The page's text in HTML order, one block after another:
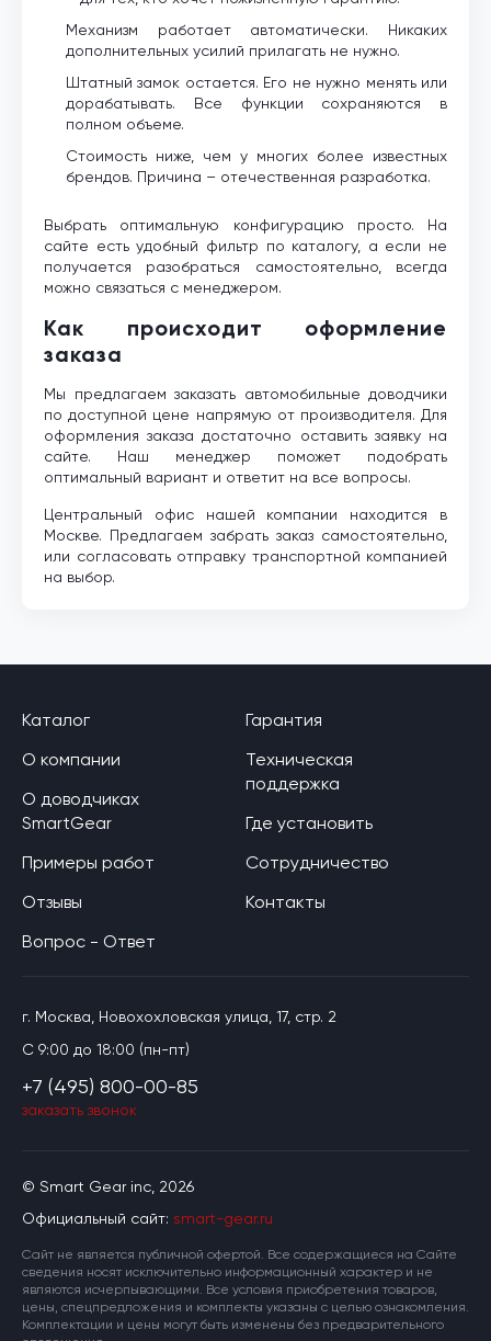
Механизм работает автоматически. Никаких
дополнительных усилий прилагать не нужно.
Штатный замок остается. Его не нужно менять или
дорабатывать. Все функции сохраняются в
полном объеме.
Стоимость ниже, чем у многих более известных
брендов. Причина – отечественная разработка.
Выбрать оптимальную конфигурацию просто. На
сайте есть удобный фильтр по каталогу, а если не
получается разобраться самостоятельно, всегда
можно связаться с менеджером.
Как происходит оформление
заказа
Мы предлагаем заказать автомобильные доводчики
по доступной цене напрямую от производителя. Для
оформления заказа достаточно оставить заявку на
сайте. Наш менеджер поможет подобрать
оптимальный вариант и ответит на все вопросы.
Центральный офис нашей компании находится в
Москве. Предлагаем забрать заказ самостоятельно,
или согласовать отправку транспортной компанией
на выбор.
© Smart Gear inc, 2026
Официальный сайт: smart-gear.ru
Cайт не является публичной офертой. Все содержащиеся на Сайте
сведения носят исключительно информационный характер и не
являются исчерпывающими. Все условия приобретения товаров,
цены, спецпредложения и комплекты указаны с целью ознакомления.
Комплектации и цены могут быть изменены без предварительного
Каталог
О компании
О доводчиках
SmartGear
Примеры работ
Отзывы
Вопрос - Ответ
Гарантия
Техническая
поддержка
Где установить
Сотрудничество
Контакты
г. Москва, Новохохловская улица, 17, стр. 2
C 9:00 до 18:00 (пн-пт)
+7 (495) 800-00-85
заказать звонок